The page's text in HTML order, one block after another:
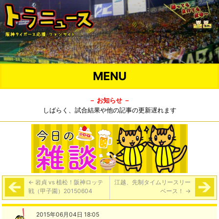
MENU
－ お知らせ －
しばらく、試合結果や他の記事の更新遅れます
← 岩貞 vs 植松！阪神ロッテ
戦（甲子園）20150604
江越、先制タイムリースリー
ベース！ →
2015年06月04日 18:05